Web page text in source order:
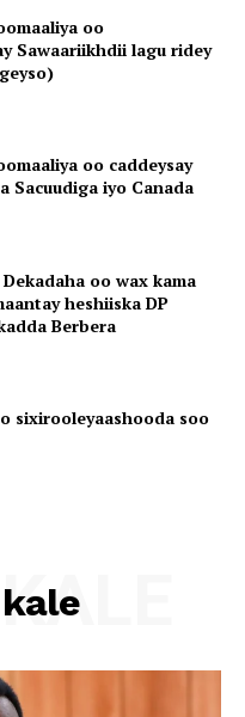
oo
Sawaariikhdii lagu ridey
oo caddeysay
Sacuudiga iyo Canada
oo wax kama
heshiiska DP
Berbera
sixirooleyaashooda soo